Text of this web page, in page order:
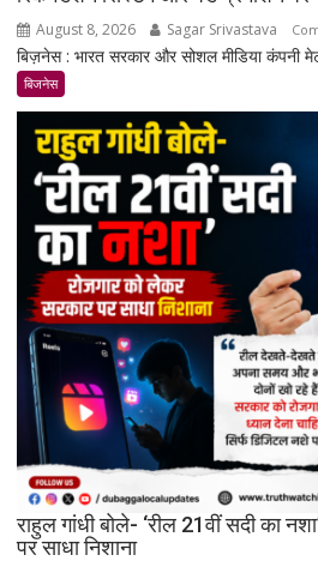
August 8, 2026 Sagar Srivastava
बिज़नेस : भारत सरकार और सोशल मीडिया कंपनी
बिजनेस
राहुल गांधी बोले- ‘रील 21वीं सदी का
पर साधा निशाना